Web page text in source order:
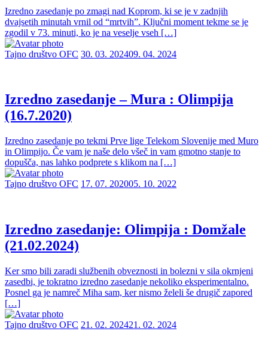
Izredno zasedanje po zmagi nad Koprom, ki se je v zadnjih
dvajsetih minutah vrnil od “mrtvih”. Ključni moment tekme se je
zgodil v 73. minuti, ko je na veselje vseh […]
Tajno društvo OFC 30. 03. 202409. 04. 2024
Izredno zasedanje – Mura : Olimpija
(16.7.2020)
Izredno zasedanje po tekmi Prve lige Telekom Slovenije med Muro
in Olimpijo. Če vam je naše delo všeč in vam gmotno stanje to
dopušča, nas lahko podprete s klikom na […]
Tajno društvo OFC 17. 07. 202005. 10. 2022
Izredno zasedanje: Olimpija : Domžale
(21.02.2024)
Ker smo bili zaradi službenih obveznosti in bolezni v sila okrnjeni
zasedbi, je tokratno izredno zasedanje nekoliko eksperimentalno.
Posnel ga je namreč Miha sam, ker nismo želeli še drugič zapored
[…]
Tajno društvo OFC 21. 02. 202421. 02. 2024